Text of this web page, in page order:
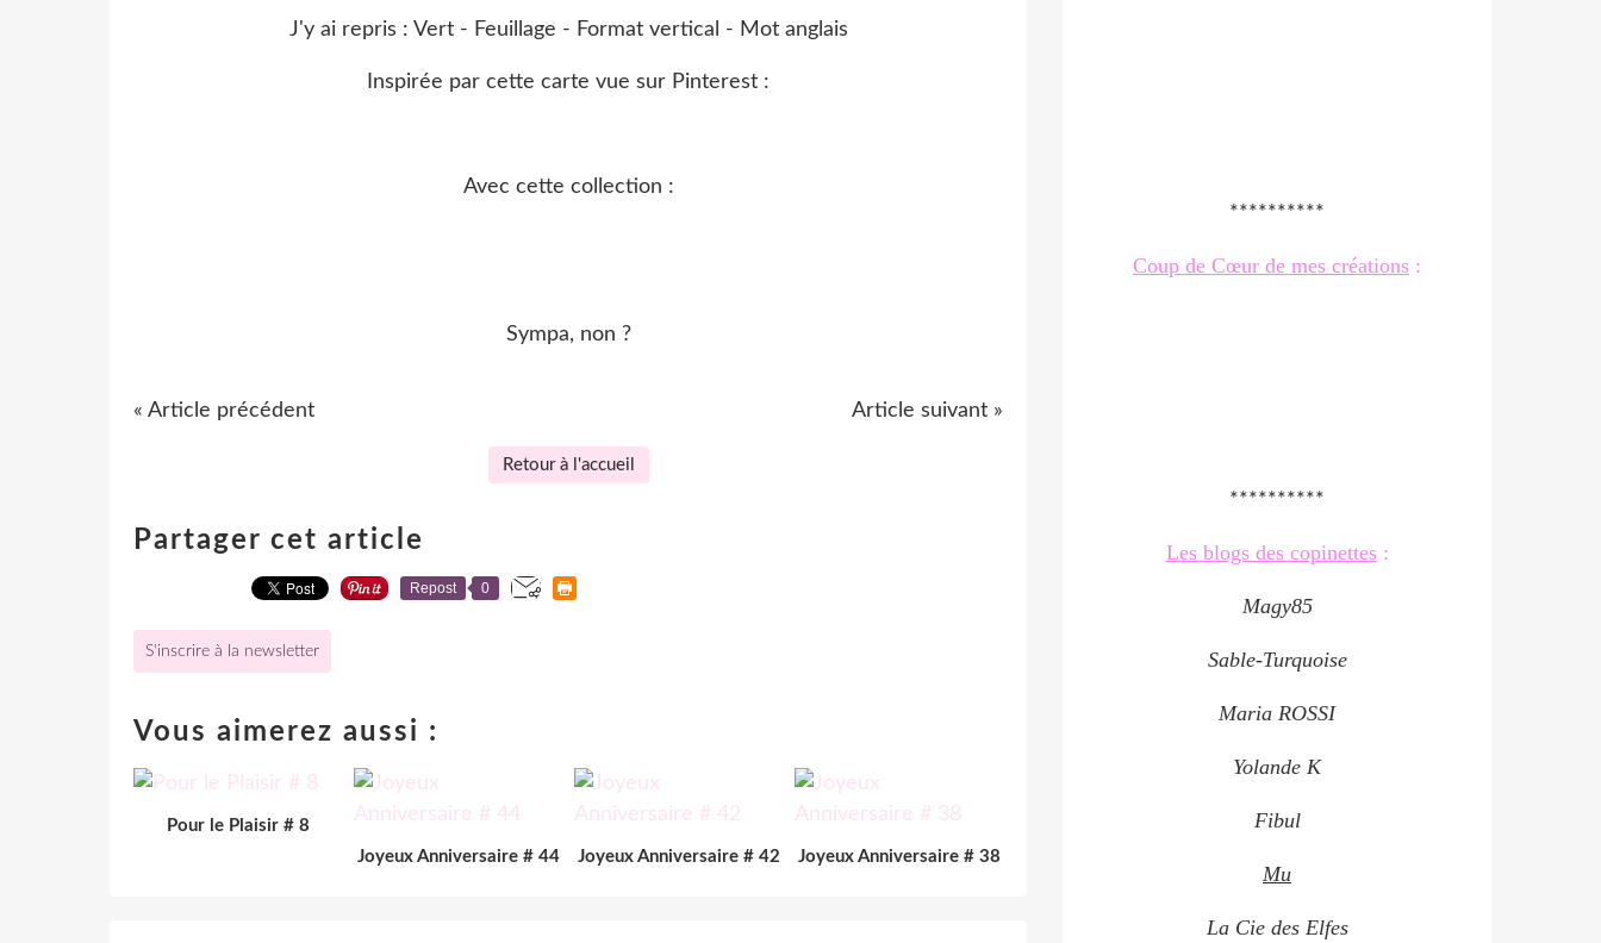
J'y ai repris : Vert - Feuillage - Format vertical - Mot anglais
Inspirée par cette carte vue sur Pinterest :
Avec cette collection :
Sympa, non ?
« Article précédent Article suivant »
Retour à l'accueil
Partager cet article
Repost 0
S'inscrire à la newsletter
Vous aimerez aussi :
Pour le Plaisir # 8
Joyeux Anniversaire # 44
Joyeux Anniversaire # 42 Joyeux Anniversaire # 38
**********
Coup de Cœur de mes créations :
**********
Les blogs des copinettes:
Magy85
Sable-Turquoise
Maria ROSSI
Yolande K
Fibul
Mu
La Cie des Elfes